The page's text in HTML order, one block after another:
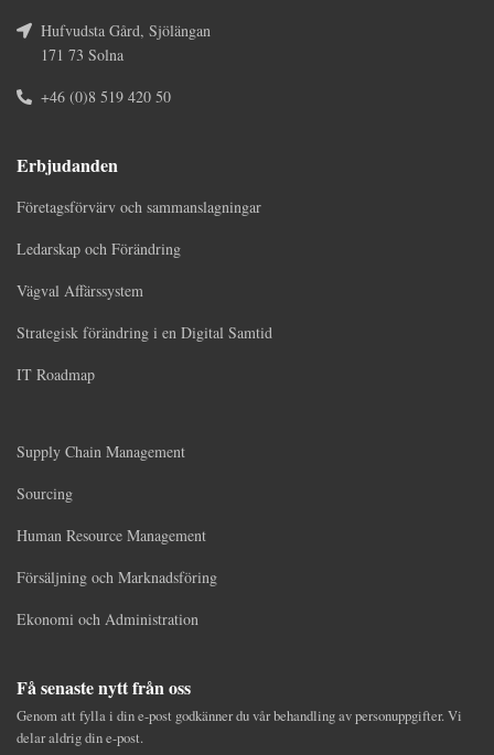
Hufvudsta Gård, Sjölängan
171 73 Solna
+46 (0)8 519 420 50
Erbjudanden
Företagsförvärv och sammanslagningar
Ledarskap och Förändring
Vägval Affärssystem
Strategisk förändring i en Digital Samtid
IT Roadmap
Supply Chain Management
Sourcing
Human Resource Management
Försäljning och Marknadsföring
Ekonomi och Administration
Få senaste nytt från oss
Genom att fylla i din e-post godkänner du vår behandling av personuppgifter. Vi
delar aldrig din e-post.